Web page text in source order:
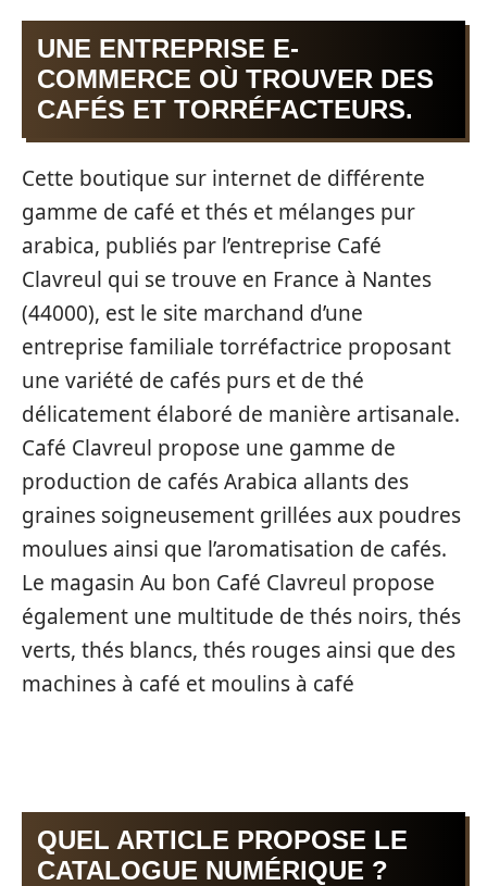
UNE ENTREPRISE E-
COMMERCE OÙ TROUVER DES
CAFÉS ET TORRÉFACTEURS.
Cette boutique sur internet de différente
gamme de café et thés et mélanges pur
arabica, publiés par l’entreprise Café
Clavreul qui se trouve en France à Nantes
(44000), est le site marchand d’une
entreprise familiale torréfactrice proposant
une variété de cafés purs et de thé
délicatement élaboré de manière artisanale.
Café Clavreul propose une gamme de
production de cafés Arabica allants des
graines soigneusement grillées aux poudres
moulues ainsi que l’aromatisation de cafés.
Le magasin Au bon Café Clavreul propose
également une multitude de thés noirs, thés
verts, thés blancs, thés rouges ainsi que des
machines à café et moulins à café
QUEL ARTICLE PROPOSE LE
CATALOGUE NUMÉRIQUE ?